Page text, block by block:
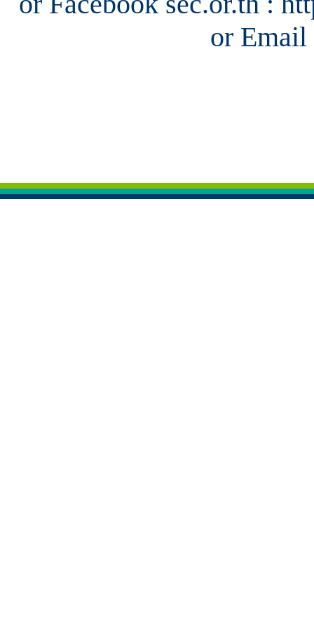
or Email